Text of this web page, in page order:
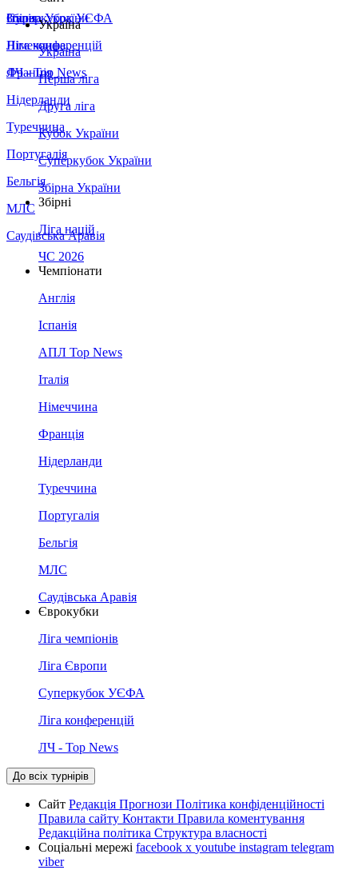
Збірна України
Італія
Німеччина
Франція
Нідерланди
Туреччина
Португалія
Бельгія
МЛС
Саудівська Аравія
Суперкубок УЄФА
Ліга конференцій
ЛЧ - Top News
Україна
Україна
Перша ліга
Друга ліга
Кубок України
Суперкубок України
Збірна України
Збірні
Ліга націй
ЧС 2026
Чемпіонати
Англія
Іспанія
АПЛ Top News
Італія
Німеччина
Франція
Нідерланди
Туреччина
Португалія
Бельгія
МЛС
Саудівська Аравія
Єврокубки
Ліга чемпіонів
Ліга Європи
Суперкубок УЄФА
Ліга конференцій
ЛЧ - Top News
До всіх турнірів
Сайт Редакція Прогнози Політика конфіденційності
Правила сайту Контакти Правила коментування
Редакційна політика Структура власності
Соціальні мережі facebook x youtube instagram telegram
viber